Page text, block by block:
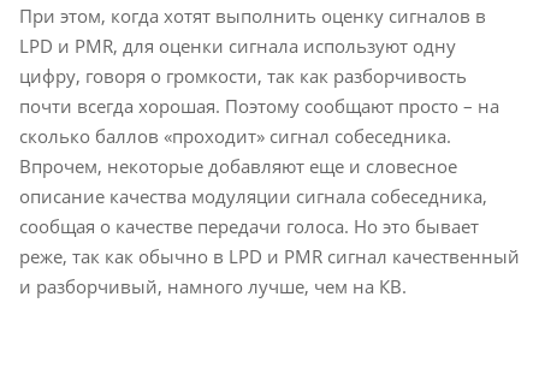
При этом, когда хотят выполнить оценку сигналов в
LPD и PMR, для оценки сигнала используют одну
цифру, говоря о громкости, так как разборчивость
почти всегда хорошая. Поэтому сообщают просто – на
сколько баллов «проходит» сигнал собеседника.
Впрочем, некоторые добавляют еще и словесное
описание качества модуляции сигнала собеседника,
сообщая о качестве передачи голоса. Но это бывает
реже, так как обычно в LPD и PMR сигнал качественный
и разборчивый, намного лучше, чем на КВ.